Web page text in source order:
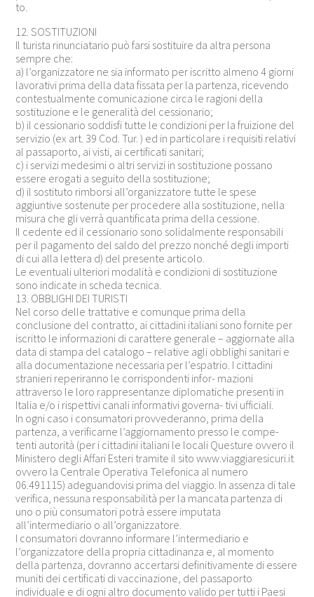
to.
12. SOSTITUZIONI
Il turista rinunciatario può farsi sostituire da altra persona
sempre che:
a) l’organizzatore ne sia informato per iscritto almeno 4 giorni
lavorativi prima della data fissata per la partenza, ricevendo
contestualmente comunicazione circa le ragioni della
sostituzione e le generalità del cessionario;
b) il cessionario soddisfi tutte le condizioni per la fruizione del
servizio (ex art. 39 Cod. Tur. ) ed in particolare i requisiti relativi
al passaporto, ai visti, ai certificati sanitari;
c) i servizi medesimi o altri servizi in sostituzione possano
essere erogati a seguito della sostituzione;
d) il sostituto rimborsi all’organizzatore tutte le spese
aggiuntive sostenute per procedere alla sostituzione, nella
misura che gli verrà quantificata prima della cessione.
Il cedente ed il cessionario sono solidalmente responsabili
per il pagamento del saldo del prezzo nonché degli importi
di cui alla lettera d) del presente articolo.
Le eventuali ulteriori modalità e condizioni di sostituzione
sono indicate in scheda tecnica.
13. OBBLIGHI DEI TURISTI
Nel corso delle trattative e comunque prima della
conclusione del contratto, ai cittadini italiani sono fornite per
iscritto le informazioni di carattere generale – aggiornate alla
data di stampa del catalogo – relative agli obblighi sanitari e
alla documentazione necessaria per l’espatrio. I cittadini
stranieri reperiranno le corrispondenti infor- mazioni
attraverso le loro rappresentanze diplomatiche presenti in
Italia e/o i rispettivi canali informativi governa- tivi ufficiali.
In ogni caso i consumatori provvederanno, prima della
partenza, a verificarne l’aggiornamento presso le compe-
tenti autorità (per i cittadini italiani le locali Questure ovvero il
Ministero degli Affari Esteri tramite il sito www.viaggiaresicuri.it
ovvero la Centrale Operativa Telefonica al numero
06.491115) adeguandovisi prima del viaggio. In assenza di tale
verifica, nessuna responsabilità per la mancata partenza di
uno o più consumatori potrà essere imputata
all’intermediario o all’organizzatore.
I consumatori dovranno informare l’intermediario e
l’organizzatore della propria cittadinanza e, al momento
della partenza, dovranno accertarsi definitivamente di essere
muniti dei certificati di vaccinazione, del passaporto
individuale e di ogni altro documento valido per tutti i Paesi